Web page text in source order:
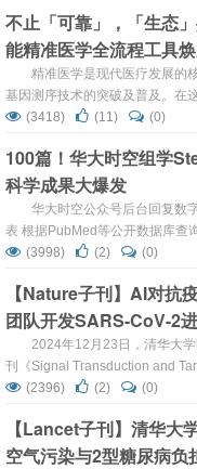
metabolism reprogramming”，
不止「可靠」，「生态
能精准医学全流程工具
智造MGI
精准医学是现代医疗发展的
基因测序技术的突破及普及。在
主研发的技术实力和上游平台的
命科学产业的发展正处于关键时
年，华大智造DNBSEQ技术迎来
靠，华大智造与精准医学领域合
(3418) (11) (0)
100篇！华大时空组学
科学成果大爆发
华大时空公众号后台回复数
表 根据PubMed等公开数据库查
日，华大时空组学技术Stereo-
篇、部分引用文章85篇，预印71
大自...
(3998) (2) (0)
【Nature子刊】AI对抗
团队开发SARS-CoV-2
2024年12月23日，清华大
刊《Signal Transduction and
了题为“A predictive language
了几种病毒感染性和免疫逃避能
入3个不同时间点的序列数据，
(2396) (2) (0)
【Lancet子刊】清华大
空气污染与2型糖尿病负